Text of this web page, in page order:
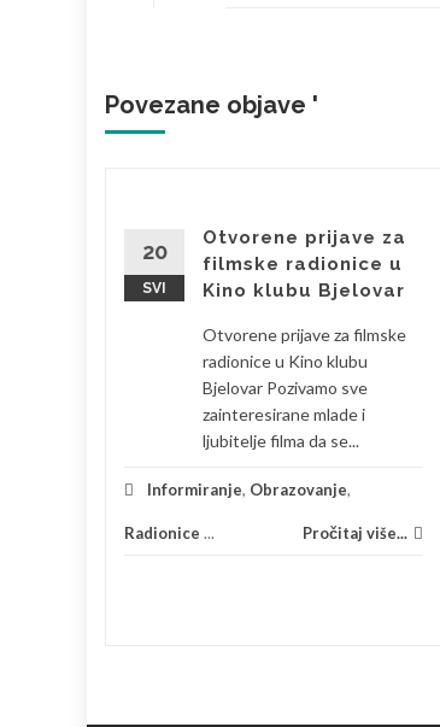
Povezane objave '
20
SVI
Otvorene prijave za
filmske radionice u
Kino klubu Bjelovar
Otvorene prijave za filmske
radionice u Kino klubu
Bjelovar Pozivamo sve
zainteresirane mlade i
ljubitelje filma da se...
Informiranje, Obrazovanje,
Radionice ... Pročitaj više...